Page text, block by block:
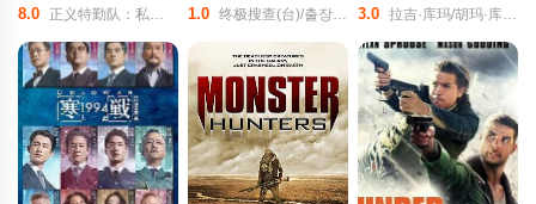
8.0 正义特勤队：私人恩怨/ 1.0 终极搜查(台)/출장수사/The/Ultimate/Duo/ 3.0 拉吉·库玛/胡玛·库雷希/梅德哈·尚卡尔/玛努希·奇希拉/Anil/Jhamajham/Shweta/R/Shrivastava/Rishi/Raj/Bhasin/